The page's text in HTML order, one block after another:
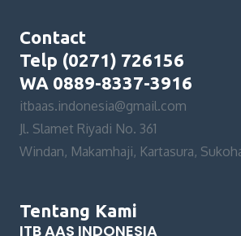
Contact
Telp (0271) 726156
WA 0889-8337-3916
itbaas.indonesia@gmail.com
Jl. Slamet Riyadi No. 361
Windan, Makamhaji, Kartasura,
Tentang Kami
ITB AAS INDONESIA